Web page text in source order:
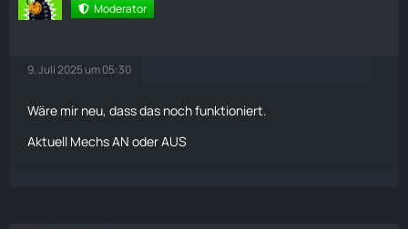
Moderator
9. Juli 2025 um 05:30
Wäre mir neu, dass das noch funktioniert.
Aktuell MechsAN oder AUS